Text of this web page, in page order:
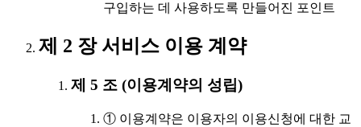
구입하는 데 사용하도록 만들어진 포인트
제 2 장 서비스 이용 계약
제 5 조 (이용계약의 성립)
① 이용계약은 이용자의 이용신청에 대한 교